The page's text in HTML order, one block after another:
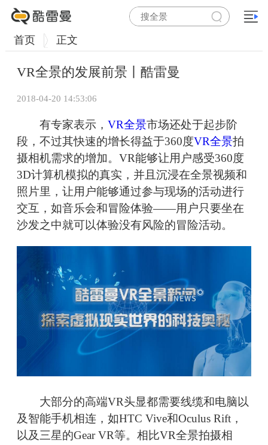
首页 正文
VR全景的发展前景丨酷雷曼
2018-04-20 14:53:06
有专家表示， VR全景市场还处于起步阶
段，不过其快速的增长得益于360度VR全景拍
摄相机需求的增加。VR能够让用户感受360度
3D计算机模拟的真实，并且沉浸在全景视频和
照片里，让用户能够通过参与现场的活动进行
交互，如音乐会和冒险体验——用户只要坐在
沙发之中就可以体验没有风险的冒险活动。
大部分的高端VR头显都需要线缆和电脑以
及智能手机相连，如HTC Vive和Oculus Rift，
以及三星的Gear VR等。相比VR全景拍摄相